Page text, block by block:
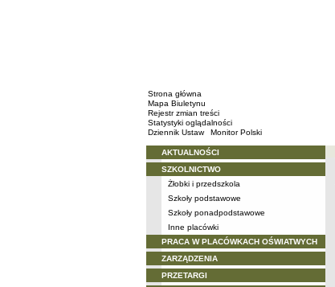
Strona główna
Mapa Biuletynu
Rejestr zmian treści
Statystyki oglądalności
Dziennik Ustaw
Monitor Polski
Menu
AKTUALNOŚCI
SZKOLNICTWO
Żłobki i przedszkola
Szkoły podstawowe
Szkoły ponadpodstawowe
Inne placówki
PRACA W PLACÓWKACH OŚWIATWYCH
ZARZĄDZENIA
PRZETARGI